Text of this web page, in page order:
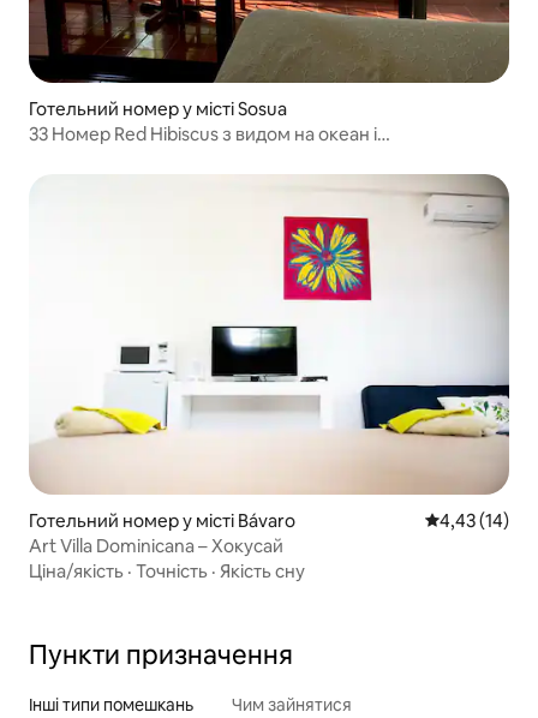
Готельний номер у місті Sosua
33 Номер Red Hibiscus з видом на океан і
Готельний номер у місті Bávaro Середня
4,43 (14)
Art Villa Dominicana – Хокусай
Ціна/якість · Точність · Якість сну
Пункти призначення
Інші типи помешкань Чим зайнятися